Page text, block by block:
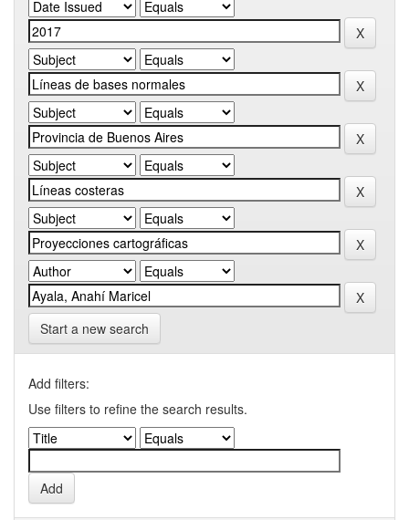
Start a new search
Add filters:
Use filters to refine the search results.